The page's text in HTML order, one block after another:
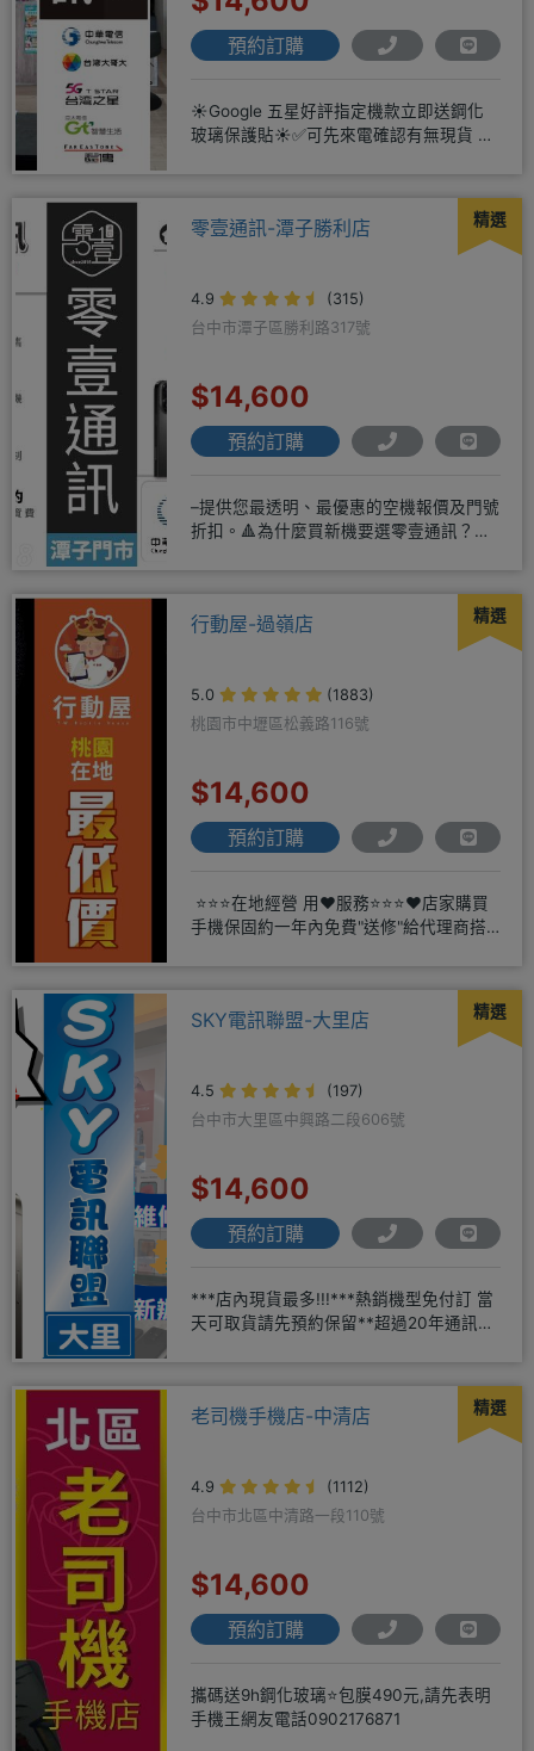
預約訂購
☀️Google 五星好評指定機款立即送鋼化
玻璃保護貼☀️✅可先來電確認有無現貨 ☎️
精選
零壹通訊-潭子勝利店
4.9
(315)
台中市潭子區勝利路317號
$14,600
預約訂購
–提供您最透明、最優惠的空機報價及門號
折扣。🔺為什麼買新機要選零壹通訊？
精選
行動屋-過嶺店
5.0
(1883)
桃園市中壢區松義路116號
$14,600
預約訂購
⭐⭐⭐在地經營 用❤️服務⭐⭐⭐❤️店家購買
手機保固約一年內免費"送修"給代理商搭
精選
SKY電訊聯盟-大里店
4.5
(197)
台中市大里區中興路二段606號
$14,600
預約訂購
***店內現貨最多!!!***熱銷機型免付訂 當
天可取貨請先預約保留**超過20年通訊經
精選
老司機手機店-中清店
4.9
(1112)
台中市北區中清路一段110號
$14,600
預約訂購
攜碼送9h鋼化玻璃⭐包膜490元,請先表明
手機王網友電話0902176871